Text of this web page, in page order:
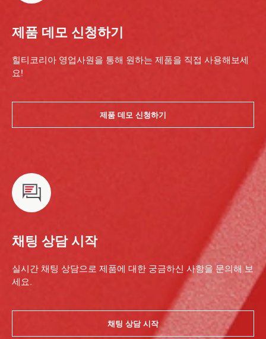
제품 데모 신청하기
힐티코리아 영업사원을 통해 원하는 제품을 직접 사용해보세
요!
제품 데모 신청하기
채팅 상담 시작
실시간 채팅 상담으로 제품에 대한 궁금하신 사항을 문의해 보
세요.
채팅 상담 시작